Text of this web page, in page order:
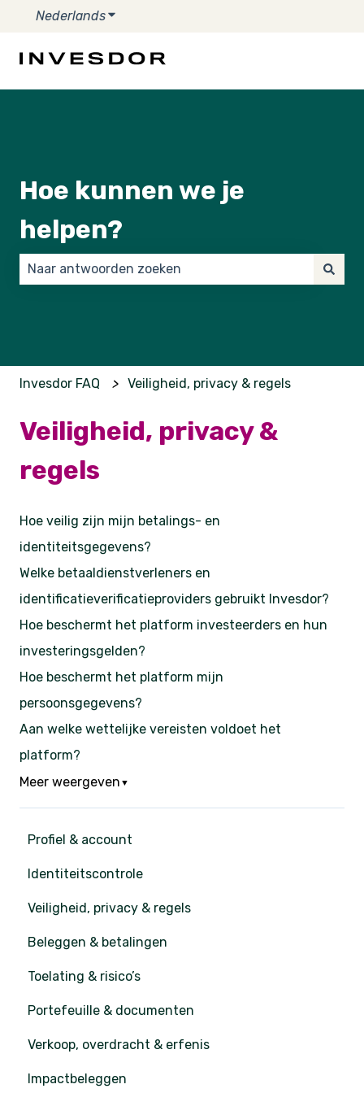
NederlandsSubmenu tonen voor vertalingen
Hoe kunnen we je
helpen?
Invesdor FAQ Veiligheid, privacy & regels
Veiligheid, privacy &
regels
Hoe veilig zijn mijn betalings- en
identiteitsgegevens?
Welke betaaldienstverleners en
identificatieverificatieproviders gebruikt Invesdor?
Hoe beschermt het platform investeerders en hun
investeringsgelden?
Hoe beschermt het platform mijn
persoonsgegevens?
Aan welke wettelijke vereisten voldoet het
platform?
Meer weergeven ▼
Profiel & account
Identiteitscontrole
Veiligheid, privacy & regels
Beleggen & betalingen
Toelating & risico’s
Portefeuille & documenten
Verkoop, overdracht & erfenis
Impactbeleggen